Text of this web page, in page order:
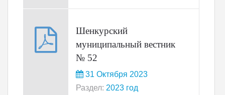
Шенкурский
муниципальный вестник
№ 52
31 Октября 2023
Раздел: 2023 год